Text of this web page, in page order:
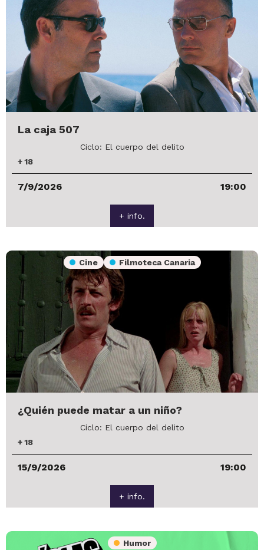
La caja 507
Ciclo: El cuerpo del delito
+18
7/9/2026 19:00
+ info.
Cine Filmoteca Canaria
¿Quién puede matar a un niño?
Ciclo: El cuerpo del delito
+18
15/9/2026 19:00
+ info.
Humor